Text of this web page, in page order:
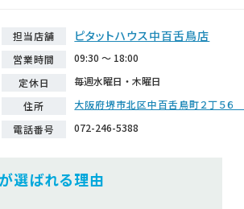
担当店舗 ピタットハウス中百舌鳥店
営業時間
09:30 ～ 18:00
定休日
毎週水曜日・木曜日
住所
大阪府堺市北区中百舌鳥町２丁５６
電話番号
072-246-5388
選ばれる理由